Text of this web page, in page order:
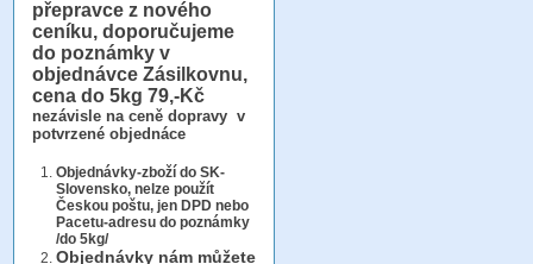
přepravce z nového
ceníku, doporučujeme
do poznámky v
objednávce Zásilkovnu,
cena do 5kg 79,-Kč
nezávisle na ceně dopravy v
potvrzené objednáce
Objednávky-zboží do SK-
Slovensko, nelze použít
Českou poštu, jen DPD nebo
Pacetu-adresu do poznámky
/do 5kg/
Objednávky nám můžete